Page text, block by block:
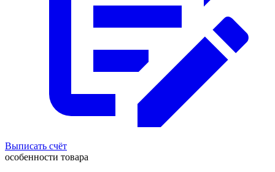
Выписать счёт
особенности товара